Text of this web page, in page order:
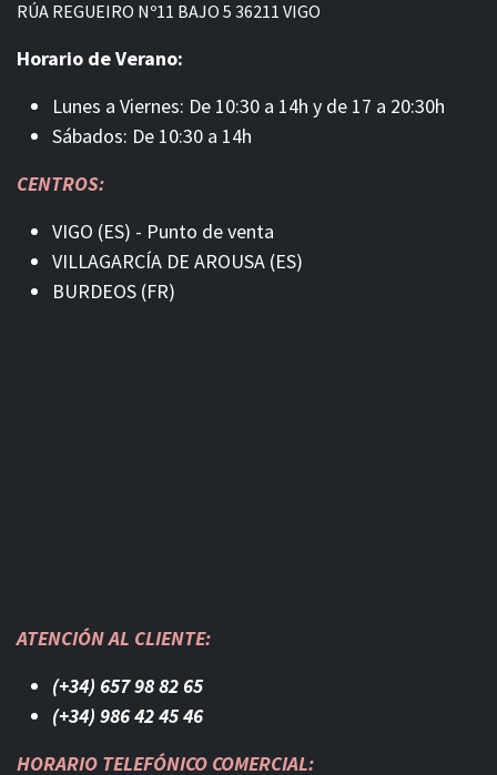
RÚA REGUEIRO Nº11 BAJO 5 36211 VIGO
Horario de Verano:
Lunes a Viernes: De 10:30 a 14h y de 17 a 20:30h
Sábados: De 10:30 a 14h
CENTROS:
VIGO (ES) - Punto de venta
VILLAGARCÍA DE AROUSA (ES)
BURDEOS (FR)
ATENCIÓN AL CLIENTE:
(+34) 657 98 82 65
(+34) 986 42 45 46​
HORARIO TELEFÓNICO COMERCIAL: